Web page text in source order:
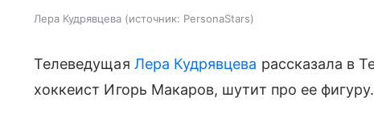
Лера Кудрявцева источник: PersonaStars
Телеведущая Лера Кудрявцева рассказала в
хоккеист Игорь Макаров, шутит про ее фигуру.